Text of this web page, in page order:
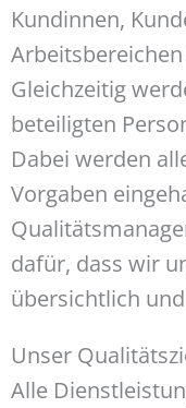
Kundinnen,
Gleichzeitig
beteiligten
Dabei werden
Vorgaben
dafür, dass wir
übersichtlich
Unser
Alle